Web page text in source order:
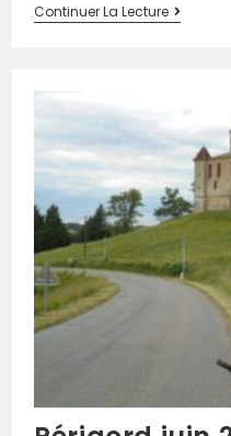
Continuer La Lecture